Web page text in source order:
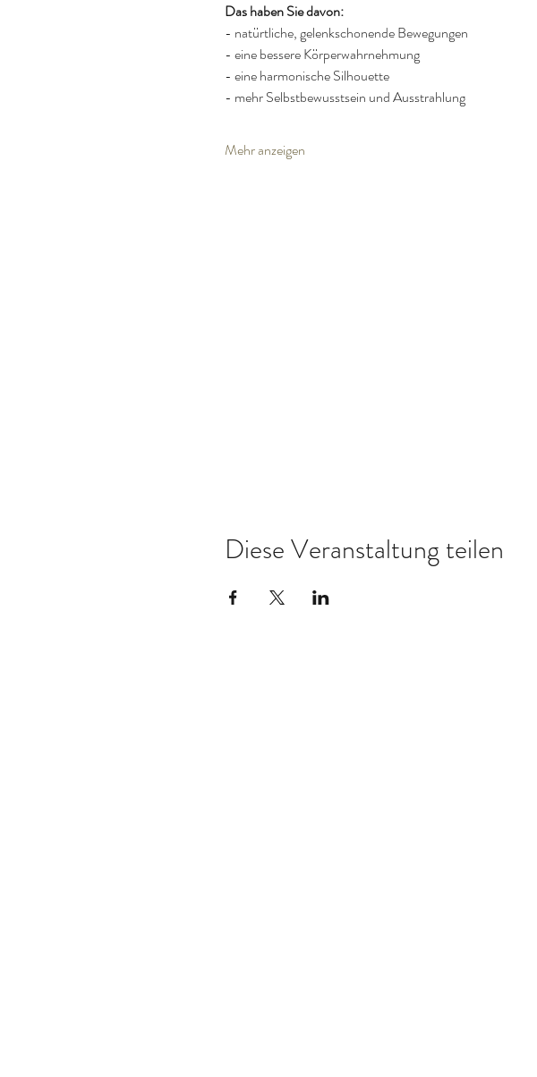
Das haben Sie davon:
- natürtliche, gelenkschonende Bewegungen
- eine bessere Körperwahrnehmung
- eine harmonische Silhouette
- mehr Selbstbewusstsein und Ausstrahlung
Mehr anzeigen
Diese Veranstaltung teilen